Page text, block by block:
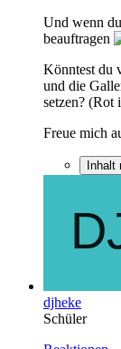
Und wenn
beauftragen
Könntest du
und die
setzen? (Rot
Freue mich
Inhalt
djheke
Schüler